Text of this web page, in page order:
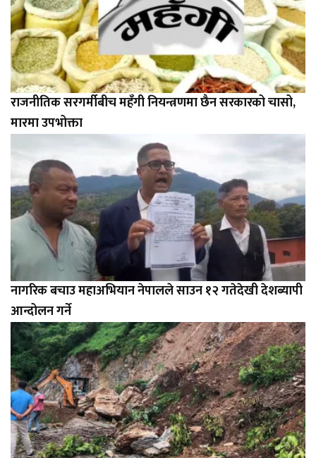
राजनीतिक सरगर्मीबीच महँगी नियन्त्रणमा छैन सरकारको चासो,
मारमा उपभोक्ता
नागरिक बचाउ महाअभियान नेपालले साउन १२ गतेदेखी देशब्यापी
आन्दोलन गर्ने